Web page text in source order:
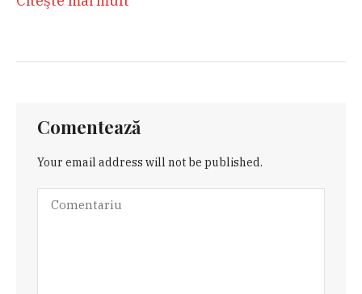
Comentează
Your email address will not be published.